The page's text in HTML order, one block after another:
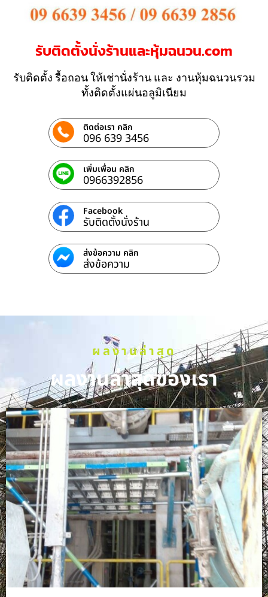
รับติดตั้งนั่งร้านและหุ้มฉนวน.com
รับติดตั้ง รื้อถอน ให้เช่านั่งร้าน และ งานหุ้มฉนวนรวม
ทั้งติดตั้งแผ่นอลูมิเนียม
ติดต่อเรา คลิก
096 639 3456
เพิ่มเพื่อน คลิก
0966392856
Facebook
รับติดตั้งนั่งร้าน
ส่งข้อความ คลิก
ส่งข้อความ
ผลงานล่าสุด
ผลงานล่าสุดของเรา